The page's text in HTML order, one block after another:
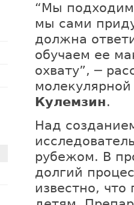
“Мы подходим
мы сами
должна
обучаем ее
охвату”, ─
Кулемзин.
Над
рубежом. В
долгий
известно,